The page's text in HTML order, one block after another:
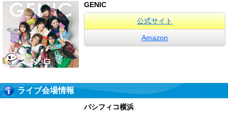
GENIC
公式サイト
Amazon
ライブ会場情報
パシフィコ横浜